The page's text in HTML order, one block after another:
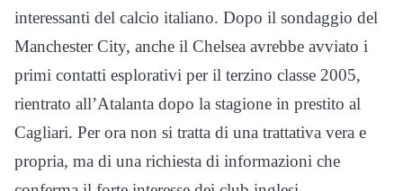
interessanti del calcio italiano. Dopo il sondaggio del
Manchester City, anche il Chelsea avrebbe avviato i
primi contatti esplorativi per il terzino classe 2005,
rientrato all’Atalanta dopo la stagione in prestito al
Cagliari. Per ora non si tratta di una trattativa vera e
propria, ma di una richiesta di informazioni che